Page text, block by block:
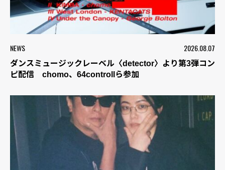
NEWS 2026.08.07
ダンスミュージックレーベル〈detector〉より第3弾コン
ピ配信 chomo、64controllら参加